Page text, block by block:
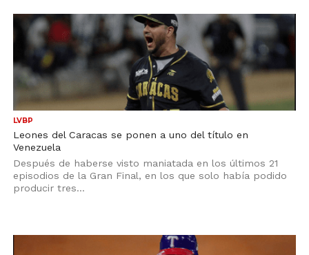
LVBP
Leones del Caracas se ponen a uno del título en
Venezuela
Después de haberse visto maniatada en los últimos 21
episodios de la Gran Final, en los que solo había podido
producir tres...